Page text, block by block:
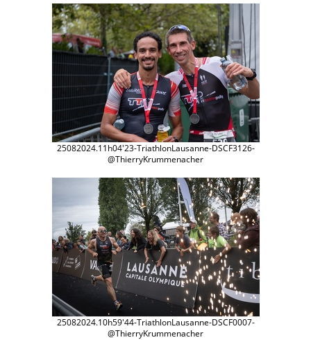
25082024.11h04'23-TriathlonLausanne-DSCF3126-
@ThierryKrummenacher
25082024.10h59'44-TriathlonLausanne-DSCF0007-
@ThierryKrummenacher